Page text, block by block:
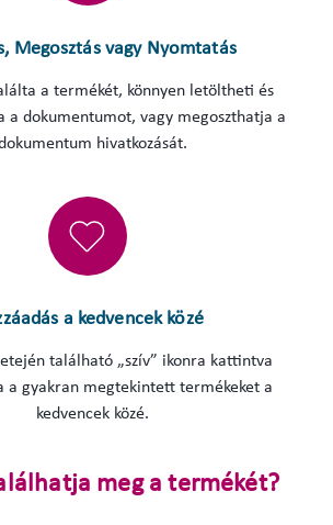
Megosztás vagy Nyomtatás
a termékét, könnyen letöltheti és
a dokumentumot, vagy megoszthatja a
hivatkozását.
a kedvencek közé
található „szív” ikonra kattintva
a gyakran megtekintett termékeket a
kedvencek közé.
meg a termékét?